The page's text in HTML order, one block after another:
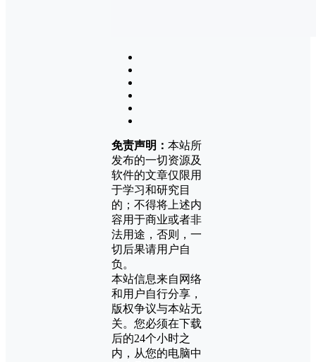
免责声明： 本站所
发布的一切资源及
软件的文章仅限用
于学习和研究目
的；不得将上述内
容用于商业或者非
法用途，否则，一
切后果请用户自
负。
本站信息来自网络
和用户自行分享，
版权争议与本站无
关。您必须在下载
后的24个小时之
内，从您的电脑中